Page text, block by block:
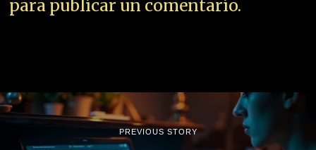
para publicar un comentario.
PREVIOUS STORY